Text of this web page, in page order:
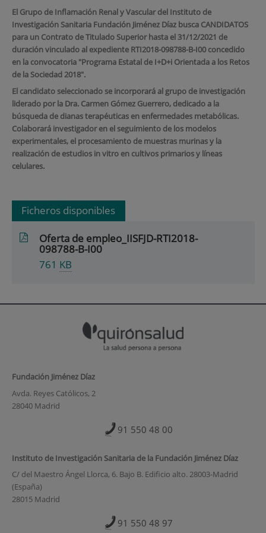
El Grupo de Inflamación Renal y Vascular del Instituto de
Investigación Sanitaria Fundación Jiménez Díaz busca CANDIDATOS
para un Contrato de Titulado Superior hasta el 31/12/2021 de
duración vinculado al expediente RTI2018-098788-B-I00 concedido
en la convocatoria "Programa Estatal de I+D+i Orientada a los Retos
de la Sociedad 2018".
El candidato seleccionado se incorporará al grupo de investigación
liderado por la Dra. Carmen Gómez Guerrero, dedicado a la
búsqueda de dianas terapéuticas en enfermedades metabólicas.
Colaborará investigador en el seguimiento de los modelos
experimentales, el procesamiento de muestras murinas y la
realización de estudios in vitro en cultivos primarios y líneas
celulares.
Ficheros disponibles
Oferta de empleo_IISFJD-RTI2018-
098788-B-I00
761 KB
Fundación Jiménez Díaz
Avda. Reyes Católicos, 2
28040 Madrid
91 550 48 00
Instituto de Investigación Sanitaria de la Fundación Jiménez Díaz
C/ del Maestro Ángel Llorca, 6. Bajo B. Edificio alto. 28003-Madrid
(España)
28015 Madrid
91 550 48 97